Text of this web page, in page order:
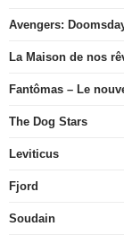
Avengers:
La Maison de nos
Fantômas – Le
The Dog Stars
Leviticus
Fjord
Soudain